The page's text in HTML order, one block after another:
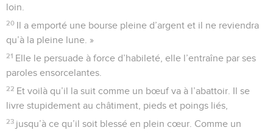
loin.
20 Il a emporté une bourse pleine d’argent et il ne reviendra
qu’à la pleine lune. »
21 Elle le persuade à force d’habileté, elle l’entraîne par ses
paroles ensorcelantes.
22 Et voilà qu’il la suit comme un bœuf va à l’abattoir. Il se
livre stupidement au châtiment, pieds et poings liés,
23 jusqu’à ce qu’il soit blessé en plein cœur. Comme un